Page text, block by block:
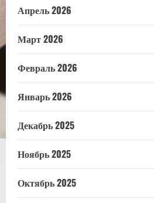
Апрель 2026
Март 2026
Февраль 2026
Январь 2026
Декабрь 2025
Ноябрь 2025
Октябрь 2025